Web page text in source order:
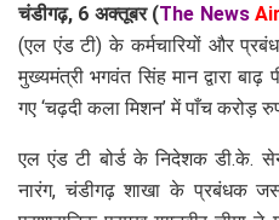
चंडीगढ़, 6 अक्तूबर (The News
(एल एंड टी) के कर्मचारियों और
मुख्यमंत्री भगवंत सिंह मान द्वारा
गए ‘चढ़दी कला मिशन’ में पाँच करोड़
एल एंड टी बोर्ड के निदेशक डी.के.
नारंग, चंडीगढ़ शाखा के प्रबंधक